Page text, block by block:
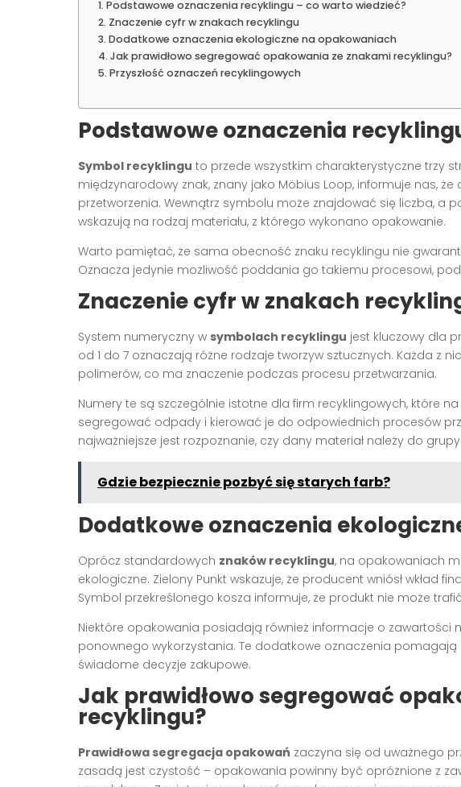
Podstawowe oznaczenia recyklingu – co warto wiedzieć?
Znaczenie cyfr w znakach recyklingu
Dodatkowe oznaczenia ekologiczne na opakowaniach
Jak prawidłowo segregować opakowania ze znakami recyklingu?
Przyszłość oznaczeń recyklingowych
Podstawowe oznaczenia
Symbol recyklingu to przede wszystkim charakterystyczne trzy
międzynarodowy znak, znany jako Möbius Loop, informuje nas,
przetworzenia. Wewnątrz symbolu może znajdować się liczba, a
wskazują na rodzaj materiału, z którego wykonano opakowanie.
Warto pamiętać, że sama obecność znaku recyklingu nie
Oznacza jedynie możliwość poddania go takiemu procesowi,
Znaczenie cyfr w znakach
System numeryczny w symbolach recyklingu jest kluczowy dla
od 1 do 7 oznaczają różne rodzaje tworzyw sztucznych. Każda z
polimerów, co ma znaczenie podczas procesu przetwarzania.
Numery te są szczególnie istotne dla firm recyklingowych, które
segregować odpady i kierować je do odpowiednich procesów
najważniejsze jest rozpoznanie, czy dany materiał należy do
Gdzie bezpiecznie pozbyć się starych farb?
Dodatkowe oznaczenia
Oprócz standardowych znaków recyklingu, na opakowaniach
ekologiczne. Zielony Punkt wskazuje, że producent wniósł wkład
Symbol przekreślonego kosza informuje, że produkt nie może
Niektóre opakowania posiadają również informacje o zawartości
ponownego wykorzystania. Te dodatkowe oznaczenia
świadome decyzje zakupowe.
Jak prawidłowo segregować
recyklingu?
Prawidłowa segregacja opakowań zaczyna się od uważnego
zasadą jest czystość – opakowania powinny być opróżnione z